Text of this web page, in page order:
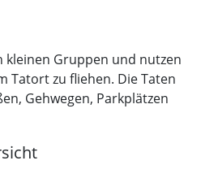
kleinen Gruppen und nutzen
Tatort zu fliehen. Die Taten
Gehwegen, Parkplätzen